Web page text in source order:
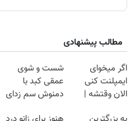
مطالب پیشنهادی
اگر میخوای
ایمپلنت کنی
الان وقتشه |
شست و شوی
عمقی کبد با
دمنوش سم زدای